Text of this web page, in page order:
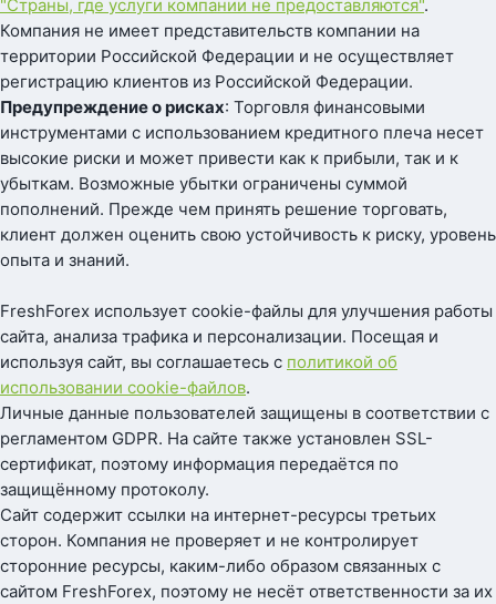
"Страны, где услуги компании не предоставляются".
Компания не имеет представительств компании на
территории Российской Федерации и не осуществляет
регистрацию клиентов из Российской Федерации.
Предупреждение о рисках: Торговля финансовыми
инструментами с использованием кредитного плеча несет
высокие риски и может привести как к прибыли, так и к
убыткам. Возможные убытки ограничены суммой
пополнений. Прежде чем принять решение торговать,
клиент должен оценить свою устойчивость к риску, уровень
опыта и знаний.
FreshForex использует cookie-файлы для улучшения работы
сайта, анализа трафика и персонализации. Посещая и
используя сайт, вы соглашаетесь с политикой об
использовании cookie-файлов.
Личные данные пользователей защищены в соответствии с
регламентом GDPR. На сайте также установлен SSL-
сертификат, поэтому информация передаётся по
защищённому протоколу.
Сайт содержит ссылки на интернет-ресурсы третьих
сторон. Компания не проверяет и не контролирует
сторонние ресурсы, каким-либо образом связанных с
сайтом FreshForex, поэтому не несёт ответственности за их